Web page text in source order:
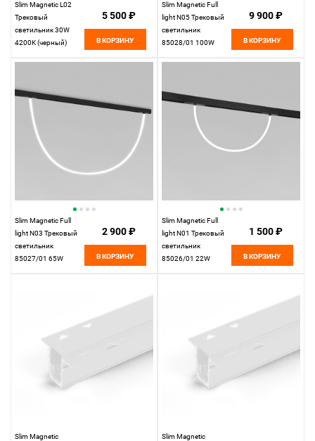
Slim Magnetic L02
Трековый
светильник 30W
4200K (черный)
5 500 ₽
В КОРЗИНУ
Slim Magnetic Full
light N05 Трековый
светильник
85028/01 100W
9 900 ₽
В КОРЗИНУ
Slim Magnetic Full
light N03 Трековый
светильник
85027/01 65W
2 900 ₽
В КОРЗИНУ
Slim Magnetic Full
light N01 Трековый
светильник
85026/01 22W
1 500 ₽
В КОРЗИНУ
Slim Magnetic
Slim Magnetic